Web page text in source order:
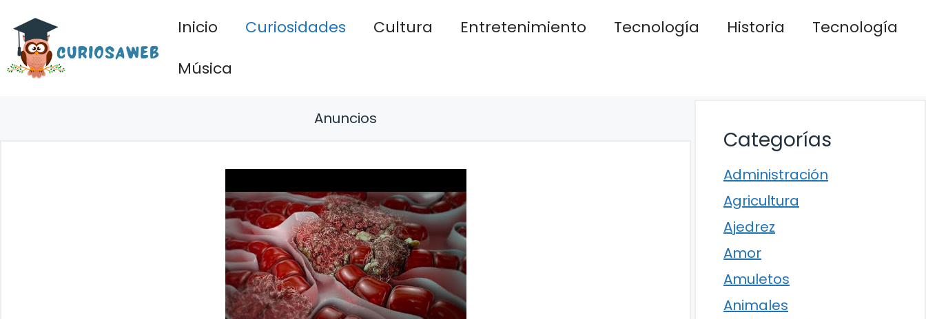
contenido
Inicio Curiosidades Cultura Entretenimiento Tecnología Historia
Tecnología
Música
Anuncios
Categorías
Administración
Agricultura
Ajedrez
Amor
Amuletos
Animales